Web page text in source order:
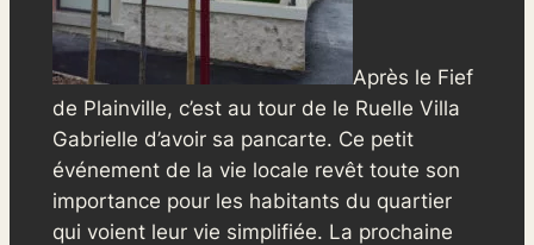
Après le Fief
de Plainville, c’est au tour de le Ruelle Villa
Gabrielle d’avoir sa pancarte. Ce petit
événement de la vie locale revêt toute son
importance pour les habitants du quartier
qui voient leur vie simplifiée. La prochaine